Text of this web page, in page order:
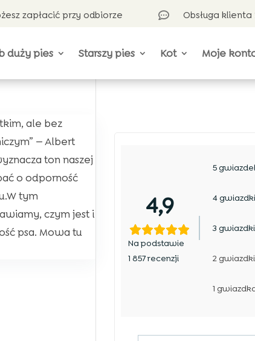
zapłacić przy odbiorze  Obsługa klienta
duży pies Starszy pies Kot Moje
ale bez
— Albert
ton naszej
o odporność
tym
czym jest i
psa. Mowa tu
4,9
Na podstawie
1 857 recenzji
5
4 gwiazdki
3 gwiazdki
2 gwiazdki
1